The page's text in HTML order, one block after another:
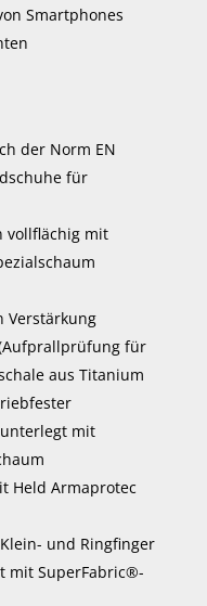
Smartphones
der Norm EN
für
vollflächig mit
Verstärkung
für
aus Titanium
mit
Held Armaprotec
und Ringfinger
mit SuperFabric®-